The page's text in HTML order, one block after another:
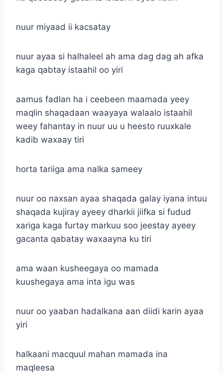
nuur miyaad ii kacsatay
nuur ayaa si halhaleel ah ama dag dag ah afka
kaga qabtay istaahil oo yiri
aamus fadlan ha i ceebeen maamada yeey
maqlin shaqadaan waayaya walaalo istaahil
weey fahantay in nuur uu u heesto ruuxkale
kadib waxaay tiri
horta tariiga ama nalka sameey
nuur oo naxsan ayaa shaqada galay iyana intuu
shaqada kujiray ayeey dharkii jiifka si fudud
xariga kaga furtay markuu soo jeestay ayeey
gacanta qabatay waxaayna ku tiri
ama waan kusheegaya oo mamada
kuushegaya ama inta igu was
nuur oo yaaban hadalkana aan diidi karin ayaa
yiri
halkaani macquul mahan mamada ina
maqleesa